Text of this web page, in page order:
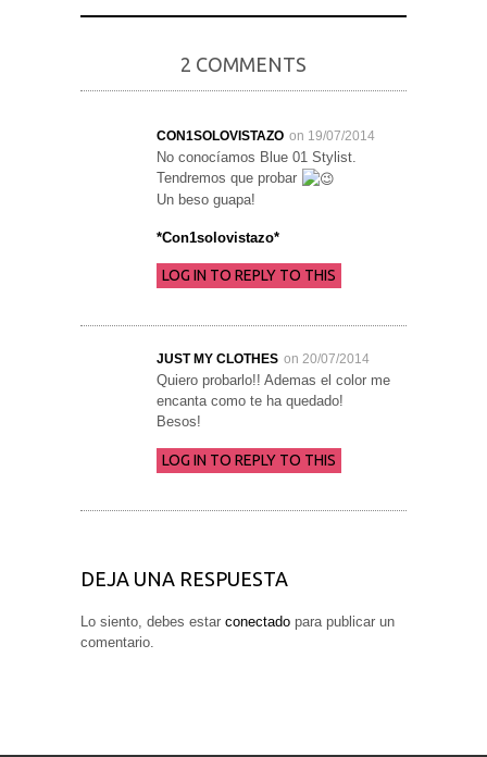
2 COMMENTS
CON1SOLOVISTAZO on 19/07/2014
No conocíamos Blue 01 Stylist.
Tendremos que probar
Un beso guapa!
*Con1solovistazo*
LOG IN TO REPLY TO THIS
JUST MY CLOTHES on 20/07/2014
Quiero probarlo!! Ademas el color me
encanta como te ha quedado!
Besos!
LOG IN TO REPLY TO THIS
DEJA UNA RESPUESTA
Lo siento, debes estar conectado para publicar un
comentario.